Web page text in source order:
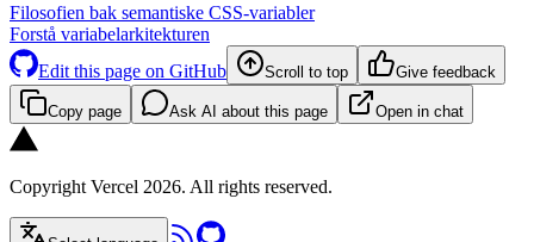
Filosofien bak semantiske CSS-variabler
Forstå variabelarkitekturen
Edit this page on GitHub
Scroll to top Give feedback
Copy page Ask AI about this page Open in chat
Copyright Vercel 2026. All rights reserved.